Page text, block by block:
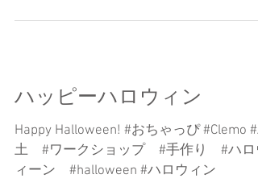
ハッピーハロウィン
Happy Halloween! #おちゃっぴ #Clemo #粘
土 #ワークショップ #手作り #ハロ
ィーン #halloween #ハロウィン